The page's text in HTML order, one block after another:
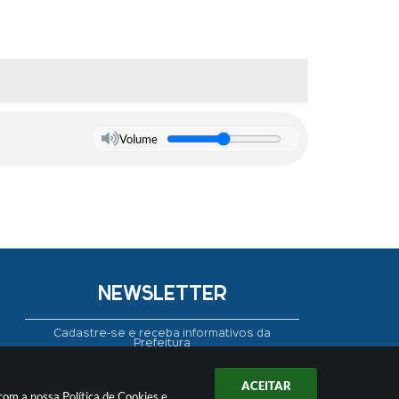
ACEITAR
Volume
NEWSLETTER
Cadastre-se e receba informativos da
Prefeitura